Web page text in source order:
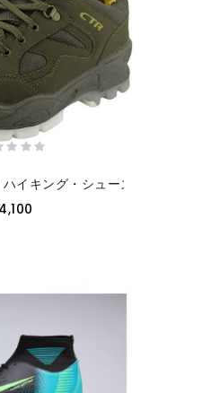
イキング・シューズ